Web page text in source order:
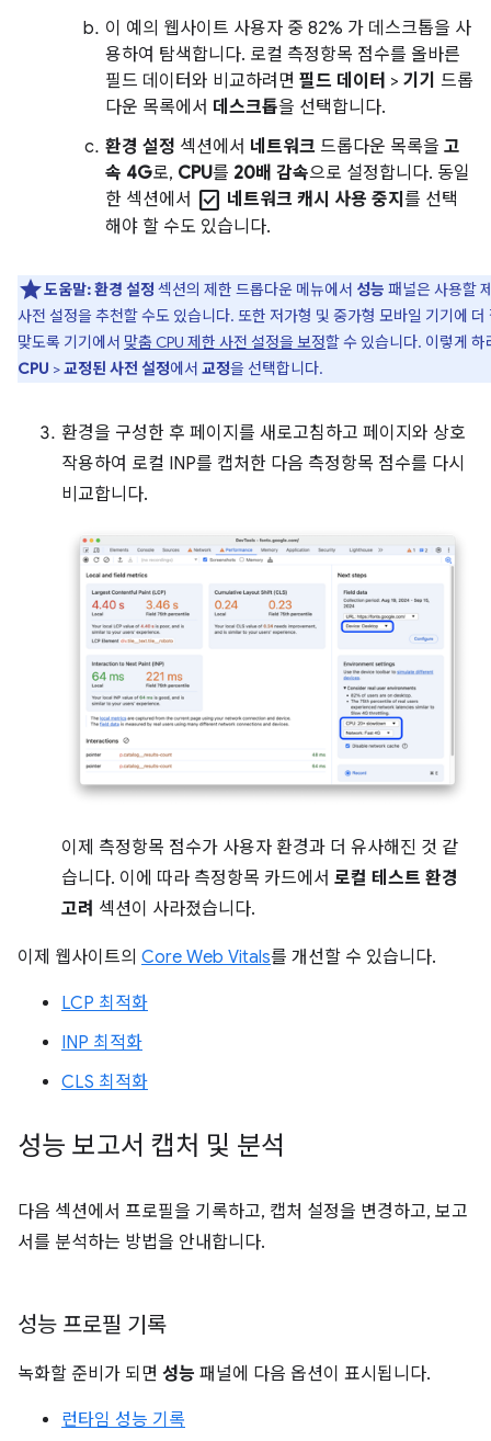
이 예의 웹사이트 사용자 중 82% 가 데스크톱을 사
용하여 탐색합니다. 로컬 측정항목 점수를 올바른
필드 데이터와 비교하려면 필드 데이터 > 기기 드롭
다운 목록에서 데스크톱을 선택합니다.
환경 설정 섹션에서 네트워크 드롭다운 목록을 고
속 4G로, CPU를 20배 감속으로 설정합니다. 동일
한 섹션에서 check_box 네트워크 캐시 사용 중지 를 선택
해야 할 수도 있습니다.
도움말:환경 설정 섹션의 제한 드롭다운 메뉴에서 성능 패널은 사용할
사전 설정을 추천할 수도 있습니다. 또한 저가형 및 중가형 모바일 기기에 더
맞도록 기기에서 맞춤 CPU 제한 사전 설정을 보정할 수 있습니다. 이렇게 하
CPU >교정된 사전 설정에서 교정을 선택합니다.
환경을 구성한 후 페이지를 새로고침하고 페이지와 상호
작용하여 로컬 INP를 캡처한 다음 측정항목 점수를 다시
비교합니다.
이제 측정항목 점수가 사용자 환경과 더 유사해진 것 같
습니다. 이에 따라 측정항목 카드에서 로컬 테스트 환경
고려 섹션이 사라졌습니다.
이제 웹사이트의 Core Web Vitals를 개선할 수 있습니다.
LCP 최적화
INP 최적화
CLS 최적화
성능 보고서 캡처 및 분석
다음 섹션에서 프로필을 기록하고, 캡처 설정을 변경하고, 보고
서를 분석하는 방법을 안내합니다.
성능 프로필 기록
녹화할 준비가 되면 성능 패널에 다음 옵션이 표시됩니다.
런타임 성능 기록